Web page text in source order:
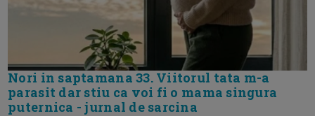
Nori in saptamana 33. Viitorul tata m-a
parasit dar stiu ca voi fi o mama singura
puternica - jurnal de sarcina